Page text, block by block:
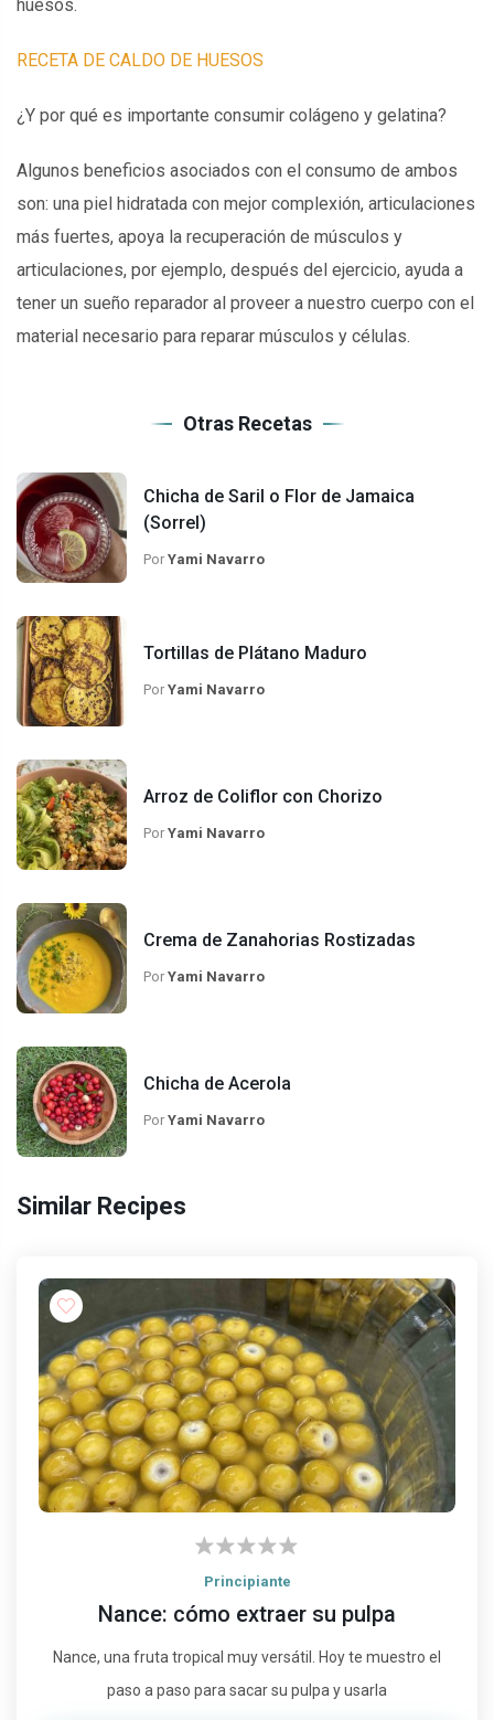
huesos.
RECETA DE CALDO DE HUESOS
¿Y por qué es importante consumir colágeno y gelatina?
Algunos beneficios asociados con el consumo de ambos
son: una piel hidratada con mejor complexión, articulaciones
más fuertes, apoya la recuperación de músculos y
articulaciones, por ejemplo, después del ejercicio, ayuda a
tener un sueño reparador al proveer a nuestro cuerpo con el
material necesario para reparar músculos y células.
Otras Recetas
Chicha de Saril o Flor de Jamaica
(Sorrel)
Por Yami Navarro
Tortillas de Plátano Maduro
Por Yami Navarro
Arroz de Coliflor con Chorizo
Por Yami Navarro
Crema de Zanahorias Rostizadas
Por Yami Navarro
Chicha de Acerola
Por Yami Navarro
Similar Recipes
Principiante
Nance: cómo extraer su pulpa
Nance, una fruta tropical muy versátil. Hoy te muestro el
paso a paso para sacar su pulpa y usarla